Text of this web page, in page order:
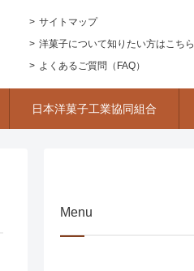
サイトマップ
洋菓子について知りたい方はこちら
よくあるご質問（FAQ）
日本洋菓子工業協同組合
Menu